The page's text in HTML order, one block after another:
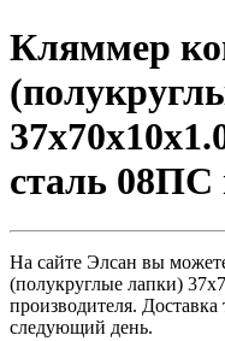
Кляммер
сталь 08ПС
На сайте Элсан вы
(полукруглые лапки)
производителя. Доставка
следующий день.